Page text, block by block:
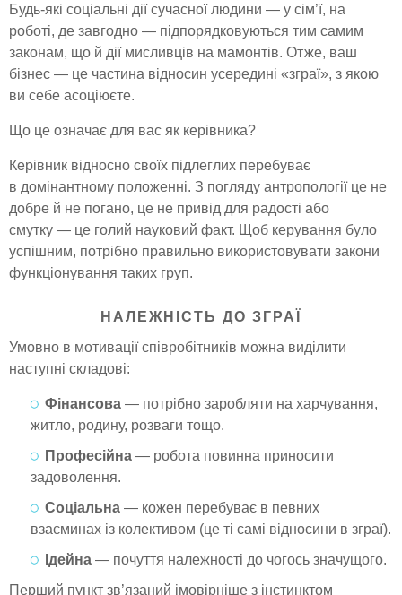
Будь-які соціальні дії сучасної людини — у сім’ї, на
роботі, де завгодно — підпорядковуються тим самим
законам, що й дії мисливців на мамонтів. Отже, ваш
бізнес — це частина відносин усередині «зграї», з якою
ви себе асоціюєте.
Що це означає для вас як керівника?
Керівник відносно своїх підлеглих перебуває
в домінантному положенні. З погляду антропології це не
добре й не погано, це не привід для радості або
смутку — це голий науковий факт. Щоб керування було
успішним, потрібно правильно використовувати закони
функціонування таких груп.
НАЛЕЖНІСТЬ ДО ЗГРАЇ
Умовно в мотивації співробітників можна виділити
наступні складові:
Фінансова — потрібно заробляти на харчування,
житло, родину, розваги тощо.
Професійна — робота повинна приносити
задоволення.
Соціальна — кожен перебуває в певних
взаєминах із колективом (це ті самі відносини в зграї).
Ідейна — почуття належності до чогось значущого.
Перший пункт зв’язаний імовірніше з інстинктом